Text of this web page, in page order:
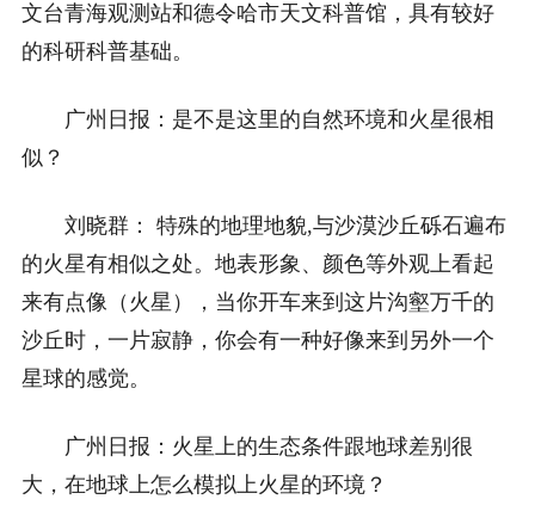
文台青海观测站和德令哈市天文科普馆，具有较好
的科研科普基础。
广州日报：是不是这里的自然环境和火星很相
似？
刘晓群： 特殊的地理地貌,与沙漠沙丘砾石遍布
的火星有相似之处。地表形象、颜色等外观上看起
来有点像（火星），当你开车来到这片沟壑万千的
沙丘时，一片寂静，你会有一种好像来到另外一个
星球的感觉。
广州日报：火星上的生态条件跟地球差别很
大，在地球上怎么模拟上火星的环境？